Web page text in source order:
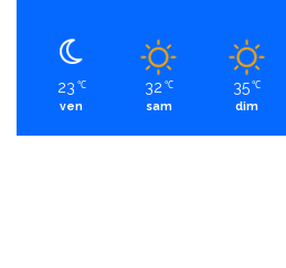
23 ℃
ven
32 ℃
sam
35 ℃
dim